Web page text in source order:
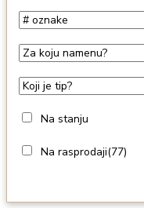
Na stanju
Na rasprodaji(77)